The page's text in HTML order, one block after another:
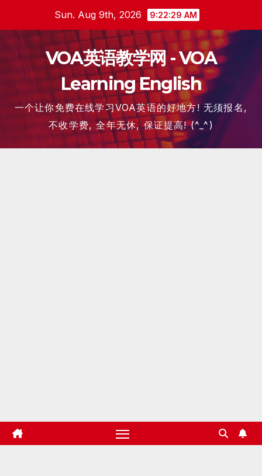
content
Sun. Aug 9th, 2026 9:22:30 AM
VOA英语教学网 - VOA
Learning English
一个让你免费在线学习VOA英语的好地方! 无须报名,
不收学费, 全年无休, 保证提高! (^_^)